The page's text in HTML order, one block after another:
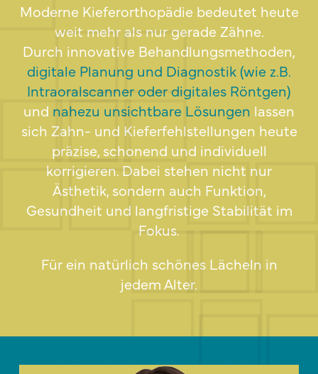
Moderne Kieferorthopädie bedeutet heute
weit mehr als nur gerade Zähne.
Durch innovative Behandlungsmethoden,
digitale Planung und Diagnostik (wie z.B.
Intraoralscanner oder digitales Röntgen)
und nahezu unsichtbare Lösungen lassen
sich Zahn- und Kieferfehlstellungen heute
präzise, schonend und individuell
korrigieren. Dabei stehen nicht nur
Ästhetik, sondern auch Funktion,
Gesundheit und langfristige Stabilität im
Fokus.
Für ein natürlich schönes Lächeln in
jedem Alter.